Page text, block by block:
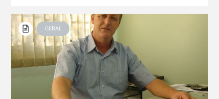
GERAL